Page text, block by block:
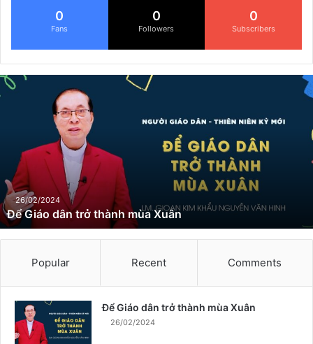
0
Fans
0
Followers
0
Subscribers
Đ
ể
â
n
t
r
à
26/02/2024
Để Giáo dân trở thành mùa Xuân
Popular Recent Comments
Để Giáo dân trở thành mùa Xuân
26/02/2024